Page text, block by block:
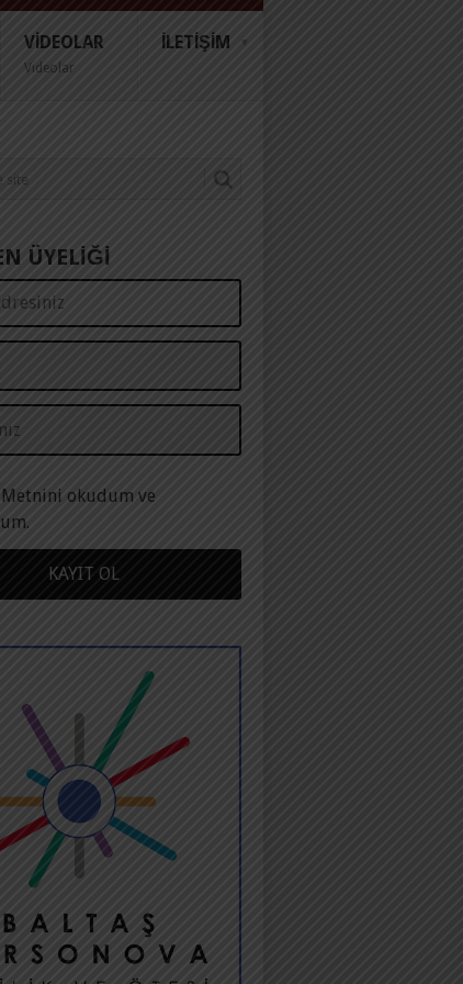
VIDEOLAR
Videolar
İLETIŞIM
ÜYELİĞİ
Metnini okudum ve